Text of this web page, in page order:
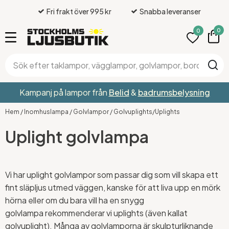
Fri frakt över 995 kr Snabba leveranser
0 0
Kampanj på lampor från Belid& badrumsbelysning
Hem / Inomhuslampa / Golvlampor/ Golvuplights/Uplights
Uplight golvlampa
Vi har uplight golvlampor som passar dig som vill skapa ett
fint släpljus utmed väggen, kanske för att liva upp en mörk
hörna eller om du bara vill ha en snygg
golvlampa rekommenderar vi uplights (även kallat
golvuplight). Många av golvlamporna är skulpturliknande